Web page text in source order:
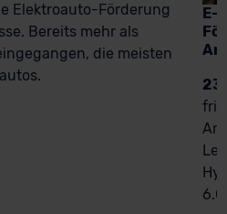
Elektroauto-Förderung
Bereits mehr als
die meisten
E-